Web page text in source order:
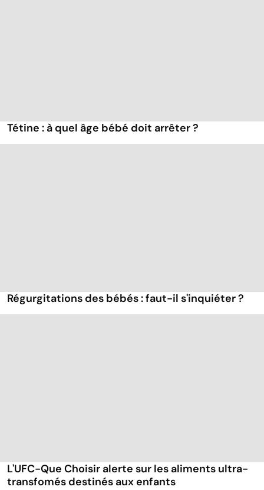
Tétine : à quel âge bébé doit arrêter ?
Régurgitations des bébés : faut-il s'inquiéter ?
L'UFC-Que Choisir alerte sur les aliments ultra-
transfomés destinés aux enfants